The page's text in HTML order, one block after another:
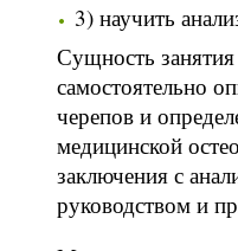
3) научить
Сущность
самостоятельно
черепов и
медицинской
заключения с
руководством и